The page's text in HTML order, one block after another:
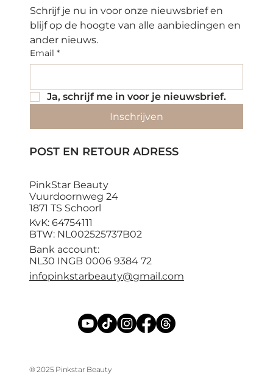
® 2025 Pinkstar Beauty
Schrijf je nu in voor onze nieuwsbrief en
blijf op de hoogte van alle aanbiedingen en
ander nieuws.
Email *
Ja, schrijf me in voor je nieuwsbrief.
Inschrijven
POST EN RETOUR ADRESS
PinkStar Beauty
Vuurdoornweg 24
1871 TS Schoorl
KvK: 64754111
BTW: NL002525737B02
Bank account:
NL30 INGB 0006 9384 72
infopinkstarbeauty@gmail.com